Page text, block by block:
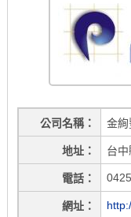
公司名稱 金絢
地址 台
電話
網址